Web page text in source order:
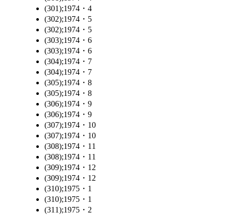
(301);1974・4
(302);1974・5
(302);1974・5
(303);1974・6
(303);1974・6
(304);1974・7
(304);1974・7
(305);1974・8
(305);1974・8
(306);1974・9
(306);1974・9
(307);1974・10
(307);1974・10
(308);1974・11
(308);1974・11
(309);1974・12
(309);1974・12
(310);1975・1
(310);1975・1
(311);1975・2